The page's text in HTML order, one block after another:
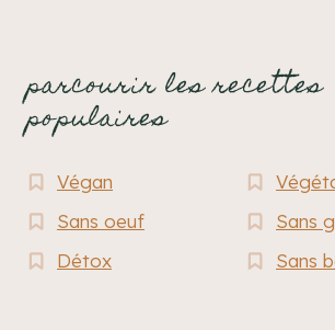
parcourir les recettes
populaires
Végan
Sans oeuf
Sans
Détox
Sans